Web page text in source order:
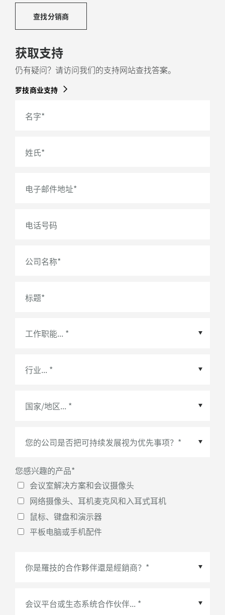
关于回收塑料
查找分销商
获取支持
仍有疑问？请访问我们的支持网站查找答案。
罗技商业支持
名字*
姓氏*
电子邮件地址*
电话号码
公司名称*
标题*
国家/地区*
您感兴趣的产品*
会议室解决方案和会议摄像头
网络摄像头、耳机麦克风和入耳式耳机
鼠标、键盘和演示器
平板电脑或手机配件